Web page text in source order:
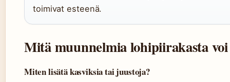
toimivat esteenä.
Mitä muunnelmia lohipiirakasta
Miten lisätä kasviksia tai juustoja?